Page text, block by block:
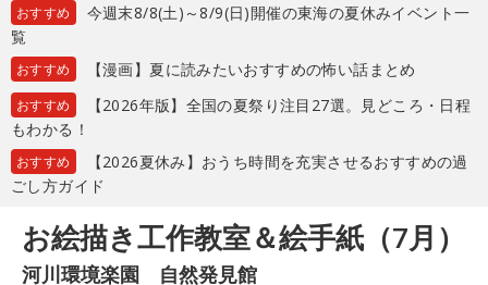
おすすめ
今週末8/8(土)～8/9(日)開催の東海の夏休みイベント一
覧
おすすめ 【漫画】夏に読みたいおすすめの怖い話まとめ
おすすめ
【2026年版】全国の夏祭り注目27選。見どころ・日程
もわかる！
おすすめ
【2026夏休み】おうち時間を充実させるおすすめの過
ごし方ガイド
お絵描き工作教室＆絵手紙（7月）
河川環境楽園 自然発見館